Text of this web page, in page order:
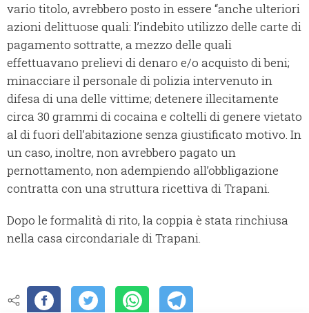
vario titolo, avrebbero posto in essere “anche ulteriori
azioni delittuose quali: l’indebito utilizzo delle carte di
pagamento sottratte, a mezzo delle quali
effettuavano prelievi di denaro e/o acquisto di beni;
minacciare il personale di polizia intervenuto in
difesa di una delle vittime; detenere illecitamente
circa 30 grammi di cocaina e coltelli di genere vietato
al di fuori dell’abitazione senza giustificato motivo. In
un caso, inoltre, non avrebbero pagato un
pernottamento, non adempiendo all’obbligazione
contratta con una struttura ricettiva di Trapani.
Dopo le formalità di rito, la coppia è stata rinchiusa
nella casa circondariale di Trapani.